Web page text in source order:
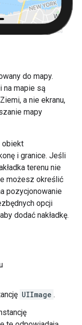
do mapy.
na mapie są
a nie ekranu,
mapy
obiekt
i granice. Jeśli
terenu nie
możesz określić
pozycjonowanie
opcji
dodać nakładkę.
UIImage .